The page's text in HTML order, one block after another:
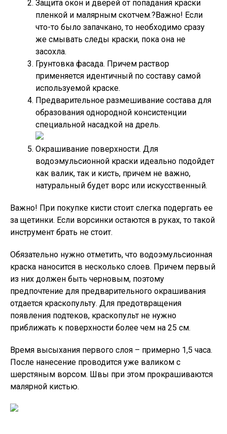
Защита окон и дверей от попадания краски
пленкой и малярным скотчем.?Важно! Если
что-то было запачкано, то необходимо сразу
же смывать следы краски, пока она не
засохла.
Грунтовка фасада. Причем раствор
применяется идентичный по составу самой
используемой краске.
Предварительное размешивание состава для
образования однородной консистенции
специальной насадкой на дрель.
Окрашивание поверхности. Для
водоэмульсионной краски идеально подойдет
как валик, так и кисть, причем не важно,
натуральный будет ворс или искусственный.
Важно! При покупке кисти стоит слегка подергать ее
за щетинки. Если ворсинки остаются в руках, то такой
инструмент брать не стоит.
Обязательно нужно отметить, что водоэмульсионная
краска наносится в несколько слоев. Причем первый
из них должен быть черновым, поэтому
предпочтение для предварительного окрашивания
отдается краскопульту. Для предотвращения
появления подтеков, краскопульт не нужно
приближать к поверхности более чем на 25 см.
Время высыхания первого слоя – примерно 1,5 часа.
После нанесение проводится уже валиком с
шерстяным ворсом. Швы при этом прокрашиваются
малярной кистью.